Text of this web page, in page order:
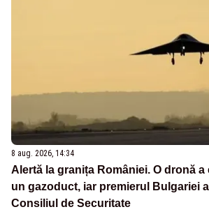
8 aug. 2026, 14:34
Alertă la granița României. O dronă
un gazoduct, iar premierul Bulgariei
Consiliul de Securitate